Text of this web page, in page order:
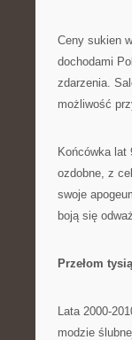
Ceny sukien
dochodami
zdarzenia.
możliwość
Końcówka lat
ozdobne, z
swoje
boją się
Przełom
Lata 2000-
modzie